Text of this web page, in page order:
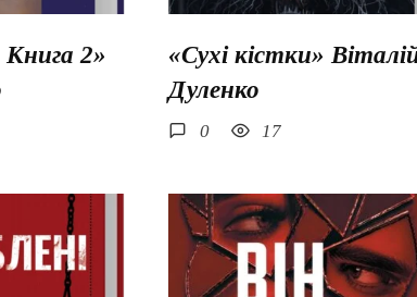
Книга 2»
«Сухі кістки»
Дуленко
0 17